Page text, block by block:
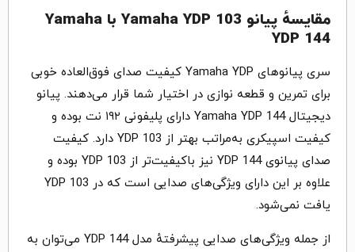
مقایسهٔ پیانو Yamaha YDP 103 با Yamaha
YDP 144
سری پیانوهای Yamaha YDP کیفیت صدای فوق‌العاده خوبی
برای تمرین و قطعه نوازی در اختیار شما قرار می‌دهند. پیانو
دیجیتال Yamaha YDP 144 دارای پلیفونی ۱۹۲ نت بوده و
کیفیت اسپیکری به‌مراتب بهتر از YDP 103 دارد. کیفیت
صدای پیانوی YDP 144 نیز باکیفیت‌تر از YDP 103 بوده و
علاوه بر این دارای ویژگی‌های صدایی است که در YDP 103
یافت نمی‌شود.
از جمله ویژگی‌های صدایی پیشرفتهٔ مدل YDP 144 می‌توان به